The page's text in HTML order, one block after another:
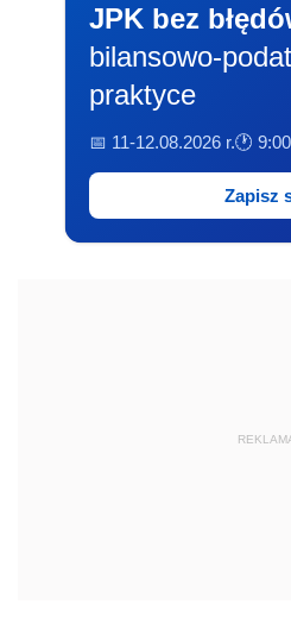
JPK bez
bilansowo-
praktyce
📅 11-12.08.2026 r.🕐
Zapisz